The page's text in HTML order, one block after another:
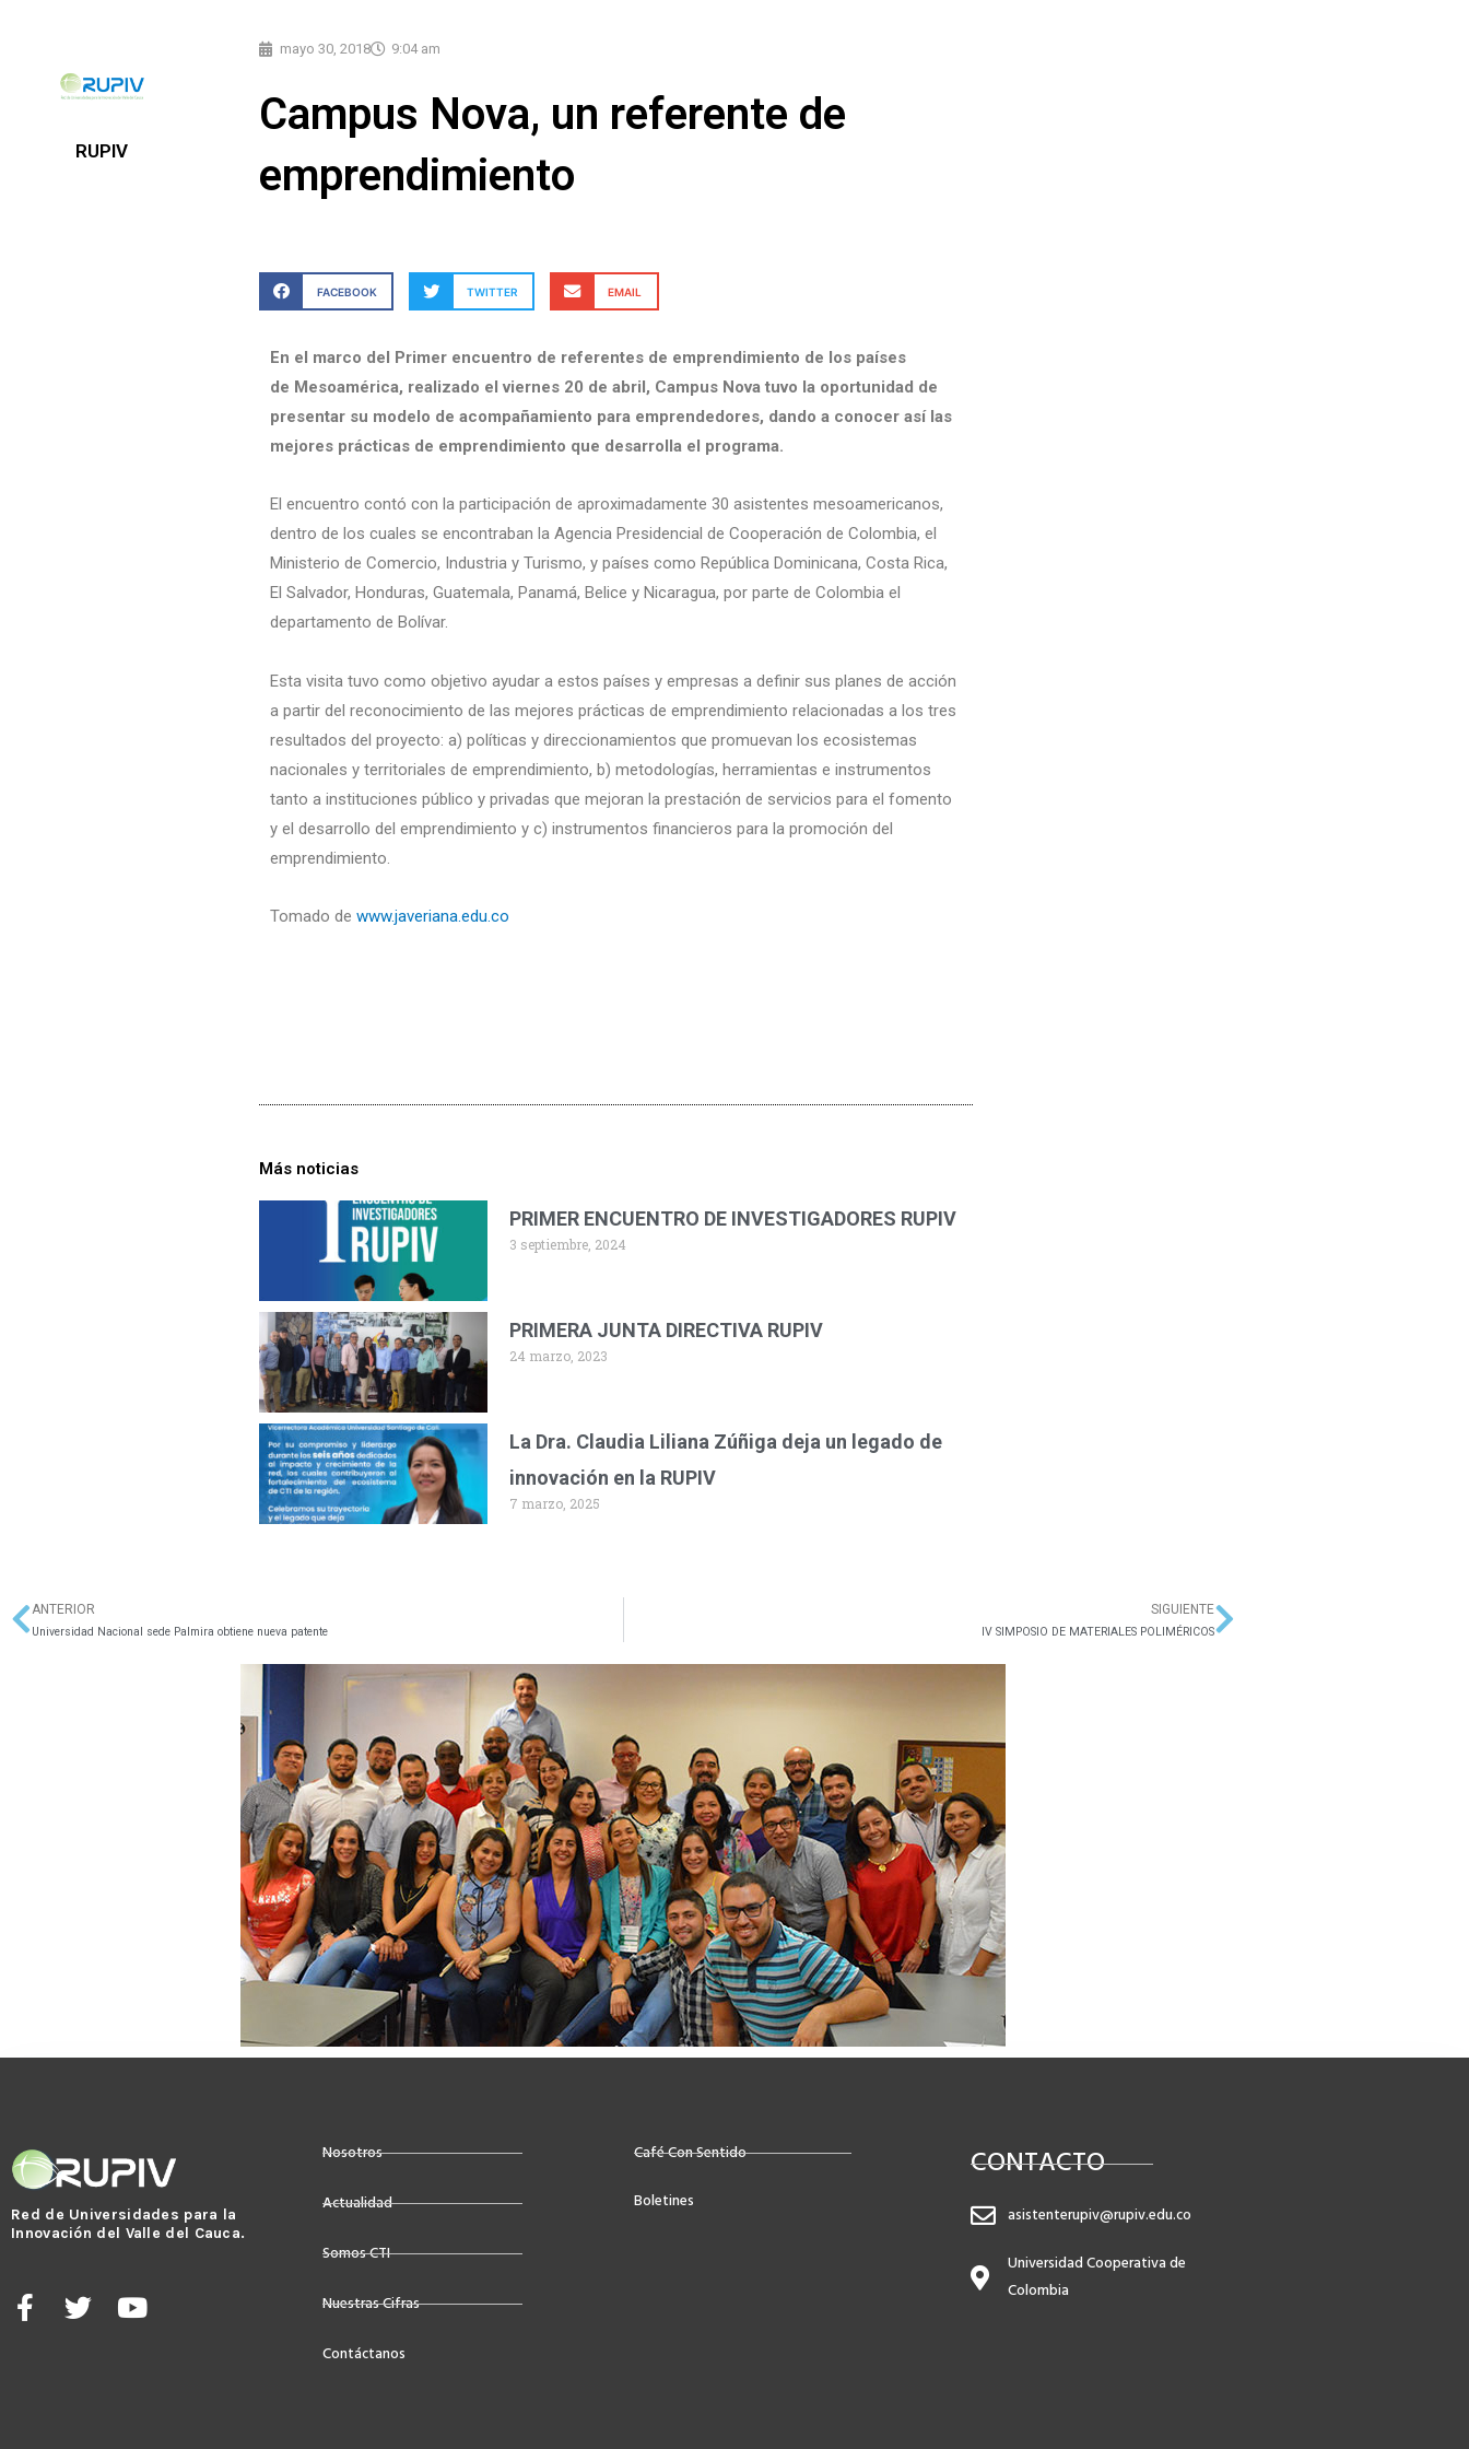
RUPIV
mayo 30, 2018 9:04 am
Campus Nova, un referente de
emprendimiento
FACEBOOK TWITTER EMAIL
En el marco del Primer encuentro de referentes de emprendimiento de los países
de Mesoamérica, realizado el viernes 20 de abril, Campus Nova tuvo la oportunidad de
presentar su modelo de acompañamiento para emprendedores, dando a conocer así las
mejores prácticas de emprendimiento que desarrolla el programa.
El encuentro contó con la participación de aproximadamente 30 asistentes mesoamericanos,
dentro de los cuales se encontraban la Agencia Presidencial de Cooperación de Colombia, el
Ministerio de Comercio, Industria y Turismo, y países como República Dominicana, Costa Rica,
El Salvador, Honduras, Guatemala, Panamá, Belice y Nicaragua, por parte de Colombia el
departamento de Bolívar.
Esta visita tuvo como objetivo ayudar a estos países y empresas a definir sus planes de acción
a partir del reconocimiento de las mejores prácticas de emprendimiento relacionadas a los tres
resultados del proyecto: a) políticas y direccionamientos que promuevan los ecosistemas
nacionales y territoriales de emprendimiento, b) metodologías, herramientas e instrumentos
tanto a instituciones público y privadas que mejoran la prestación de servicios para el fomento
y el desarrollo del emprendimiento y c) instrumentos financieros para la promoción del
emprendimiento.
Tomado de www.javeriana.edu.co
Más noticias
PRIMER ENCUENTRO DE INVESTIGADORES RUPIV
3 septiembre, 2024
PRIMERA JUNTA DIRECTIVA RUPIV
24 marzo, 2023
La Dra. Claudia Liliana Zúñiga deja un legado de
innovación en la RUPIV
7 marzo, 2025
Ant
ANTERIOR
Universidad Nacional sede Palmira obtiene nueva patente
SIGUIENTE
IV SIMPOSIO DE MATERIALES POLIMÉRICOSSiguiente
Red de Universidades para la
Innovación del Valle del Cauca.
F
a
T
w
Y
o
Nosotros
Actualidad
Somos CTI
Nuestras Cifras
Contáctanos
Café Con Sentido
Boletines
CONTACTO
asistenterupiv@rupiv.edu.co
Universidad Cooperativa de
Colombia